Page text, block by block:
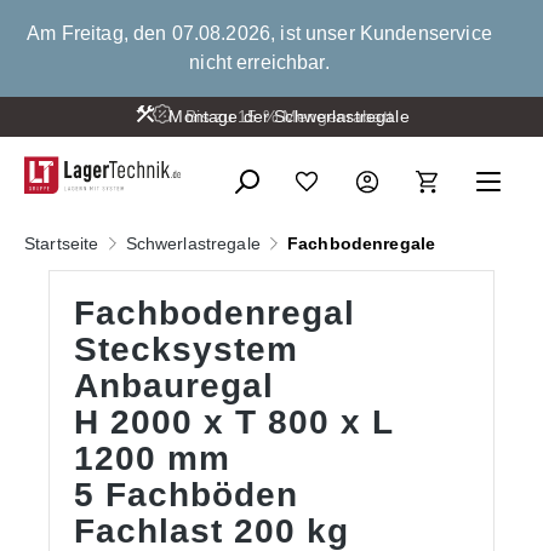
springen
Am Freitag, den 07.08.2026, ist unser Kundenservice
nicht erreichbar.
Bis zu 15 % Mengenrabatt
Montage der Schwerlastregale
Startseite Schwerlastregale Fachbodenregale
Fachbodenregal
Stecksystem
Anbauregal
H 2000 x T 800 x L
1200 mm
5 Fachböden
Fachlast 200 kg